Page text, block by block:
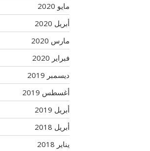
مايو 2020
أبريل 2020
مارس 2020
فبراير 2020
ديسمبر 2019
أغسطس 2019
أبريل 2019
أبريل 2018
يناير 2018